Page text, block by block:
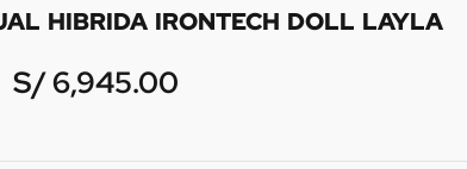
HIBRIDA IRONTECH DOLL LAYLA
S/6,945.00